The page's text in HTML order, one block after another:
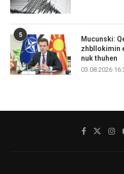
5
Mucunski:
zhbllokimin
nuk thuhen
03.08.2026